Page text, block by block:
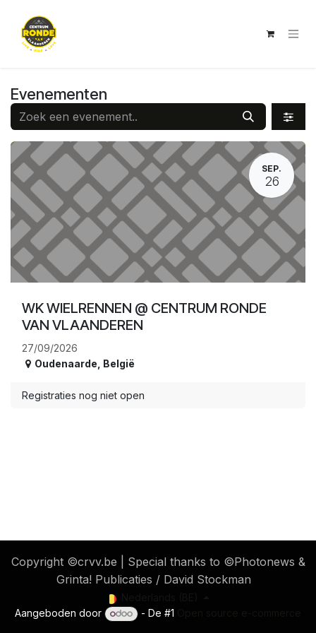
Evenementen
SEP.
26
WK WIELRENNEN @ CENTRUM RONDE
VAN VLAANDEREN
27/09/2026
Oudenaarde België
Registraties nog niet open
​ Copyright ©crvv.be | Special thanks to ©Photonews &
Grinta! Publicaties / David Stockman
Aangeboden door
- De #1